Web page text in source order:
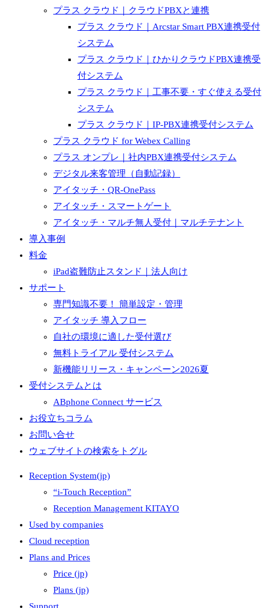
プラス クラウド｜クラウドPBXと連携
プラス クラウド｜Arcstar Smart PBX連携受付
システム
プラス クラウド｜ひかりクラウドPBX連携受
付システム
プラス クラウド｜工事不要・すぐ使える受付
システム
プラス クラウド｜IP-PBX連携受付システム
プラス クラウド for Webex Calling
プラス オンプレ｜社内PBX連携受付システム
デジタル来客管理（自動記録）
アイタッチ・QR-OnePass
アイタッチ・スマートゲート
アイタッチ・マルチ無人受付｜マルチテナント
導入事例
料金
iPad盗難防止スタンド｜法人向け
サポート
専門知識不要！ 簡単設定・管理
アイタッチ 導入フロー
自社の環境に適した受付選び
無料トライアル 受付システム
新機能リリース・キャンペーン2026夏
受付システムとは
ABphone Connect サービス
お役立ちコラム
お問い合せ
ウェブサイトの検索をトグル
Reception System(jp)
“i-Touch Reception”
Reception Management KITAYO
Used by companies
Cloud reception
Plans and Prices
Price (jp)
Plans (jp)